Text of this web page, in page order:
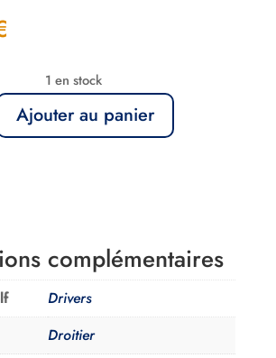
1 en stock
Ajouter au panier
complémentaires
Drivers
Droitier